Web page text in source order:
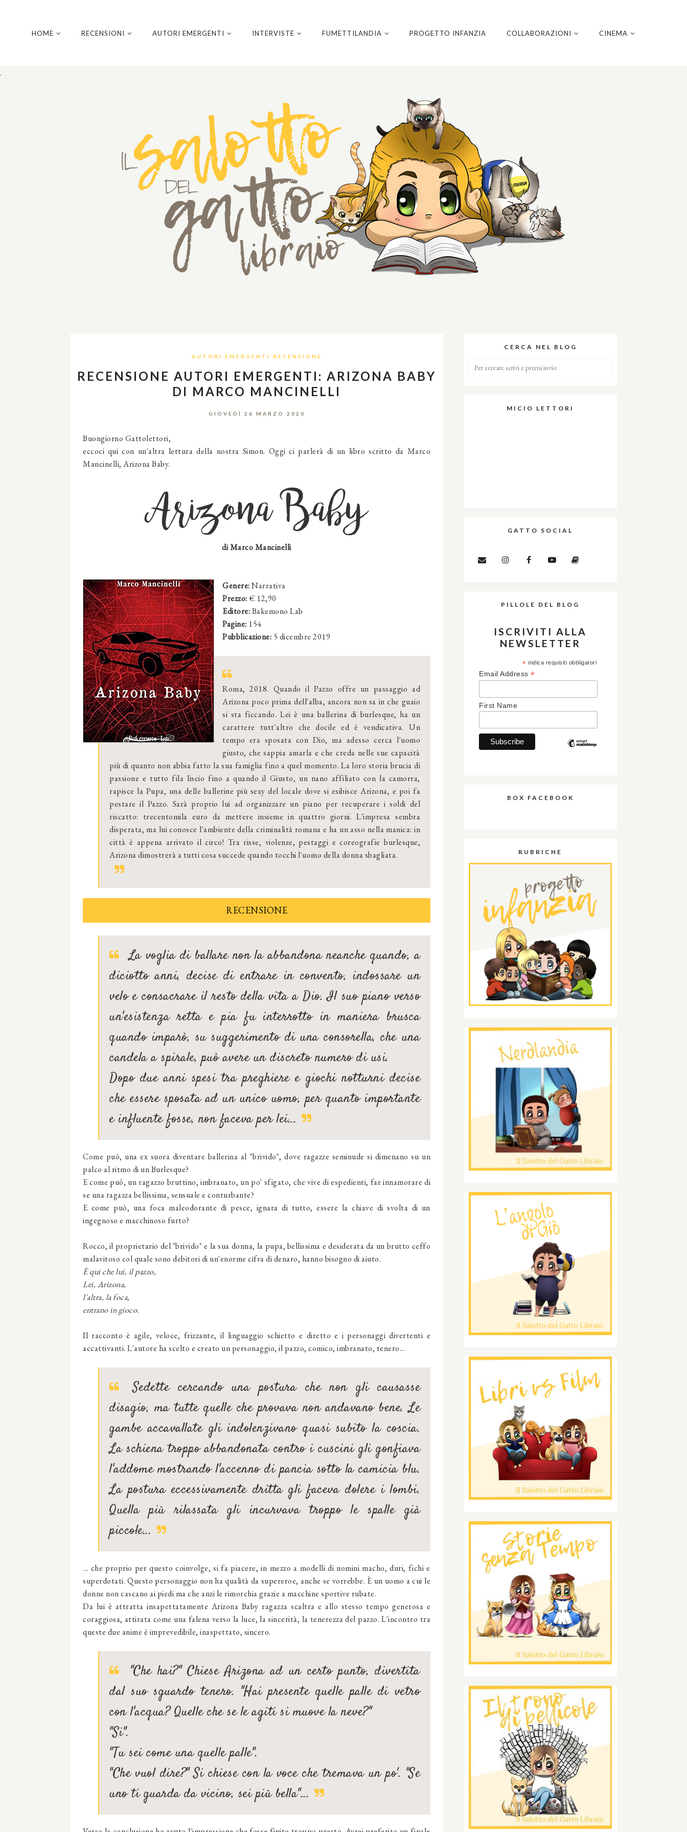
.
HOME RECENSIONI AUTORI EMERGENTI INTERVISTE FUMETTILANDIA PROGETTO INFANZIA COLLABORAZIONI CINEMA
AUTORI EMERGENTI RECENSIONE
RECENSIONE AUTORI EMERGENTI: ARIZONA BABY
DI MARCO MANCINELLI
GIOVEDÌ 26 MARZO 2020
Buongiorno Gattolettori,
eccoci qui con un'altra lettura della nostra Simon. Oggi ci parlerà di un libro scritto da Marco
Mancinelli, Arizona Baby.
Arizona Baby
diMarco Mancinelli
Genere:Narrativa
Prezzo:€ 12,90
Editore:Bakemono Lab
Pagine: 154
Pubblicazione: 5 dicembre 2019
Roma, 2018. Quando il Pazzo offre un passaggio ad
Arizona poco prima dell'alba, ancora non sa in che guaio
si sta ficcando. Lei è una ballerina di burlesque, ha un
carattere tutt'altro che docile ed è vendicativa. Un
tempo era sposata con Dio, ma adesso cerca l'uomo
giusto, che sappia amarla e che creda nelle sue capacità
più di quanto non abbia fatto la sua famiglia fino a quel momento. La loro storia brucia di
passione e tutto fila liscio fino a quando il Giusto, un nano affiliato con la camorra,
rapisce la Pupa, una delle ballerine più sexy del locale dove si esibisce Arizona, e poi fa
pestare il Pazzo. Sarà proprio lui ad organizzare un piano per recuperare i soldi del
riscatto: trecentomila euro da mettere insieme in quattro giorni. L'impresa sembra
disperata, ma lui conosce l'ambiente della criminalità romana e ha un asso nella manica: in
città è appena arrivato il circo! Tra risse, violenze, pestaggi e coreografie burlesque,
Arizona dimostrerà a tutti cosa succede quando tocchi l'uomo della donna sbagliata.
RECENSIONE
La voglia di ballare non la abbandona neanche quando, a
diciotto anni, decise di entrare in convento, indossare un
velo e consacrare il resto della vita a Dio. Il suo piano verso
un'esistenza retta e pia fu interrotto in maniera brusca
quando imparò, su suggerimento di una consorella, che una
candela a spirale, può avere un discreto numero di usi.
Dopo due anni spesi tra preghiere e giochi notturni decise
che essere sposata ad un unico uomo, per quanto importante
e influente fosse, non faceva per lei...
Come può, una ex suora diventare ballerina al "brivido", dove ragazze seminude si dimenano su un
palco al ritmo di un Burlesque?
E come può, un ragazzo bruttino, imbranato, un po' sfigato, che vive di espedienti, far innamorare di
se una ragazza bellissima, sensuale e conturbante?
E come può, una foca maleodorante di pesce, ignara di tutto, essere la chiave di svolta di un
ingegnoso e macchinoso furto?
Rocco, il proprietario del "brivido" e la sua donna, la pupa, bellissima e desiderata da un brutto ceffo
malavitoso col quale sono debitori di un'enorme cifra di denaro, hanno bisogno di aiuto.
È qui che lui, il pazzo,
Lei, Arizona,
l'altra, la foca,
entrano in gioco.
Il racconto è agile, veloce, frizzante, il linguaggio schietto e diretto e i personaggi divertenti e
accattivanti. L'autore ha scelto e creato un personaggio, il pazzo, comico, imbranato, tenero...
Sedette cercando una postura che non gli causasse
disagio, ma tutte quelle che provava non andavano bene. Le
gambe accavallate gli indolenzivano quasi subito la coscia.
La schiena troppo abbandonata contro i cuscini gli gonfiava
l'addome mostrando l'accenno di pancia sotto la camicia blu.
La postura eccessivamente dritta gli faceva dolere i lombi.
Quella più rilassata gli incurvava troppo le spalle già
piccole...
... che proprio per questo coinvolge, si fa piacere, in mezzo a modelli di uomini macho, duri, fichi e
superdotati. Questo personaggio non ha qualità da supereroe, anche se vorrebbe. È un uomo a cui le
donne non cascano ai piedi ma che anzi le rimorchia grazie a macchine sportive rubate.
Da lui è attratta insapettatamente Arizona Baby ragazza scaltra e allo stesso tempo generosa e
coraggiosa, attirata come una falena verso la luce, la sincerità, la tenerezza del pazzo. L'incontro tra
queste due anime è imprevedibile, inaspettato, sincero.
"Che hai?" Chiese Arizona ad un certo punto, divertita
dal suo sguardo tenero. "Hai presente quelle palle di vetro
con l'acqua? Quelle che se le agiti si muove la neve?"
"Si".
"Tu sei come una quelle palle".
"Che vuol dire?" Si chiese con la voce che tremava un po'. "Se
uno ti guarda da vicino, sei più bella"...
CERCA NEL BLOG
MICIO LETTORI
GATTO SOCIAL
PILLOLE DEL BLOG
ISCRIVITI ALLA
NEWSLETTER
* indica requisiti obbligatori
Email Address *
First Name
BOX FACEBOOK
RUBRICHE